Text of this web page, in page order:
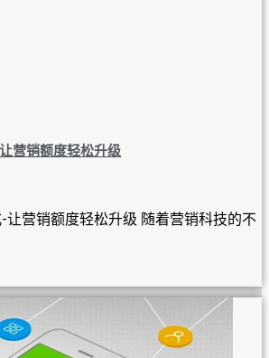
营销额度轻松升级
让营销额度轻松升级 随着营销科技的不